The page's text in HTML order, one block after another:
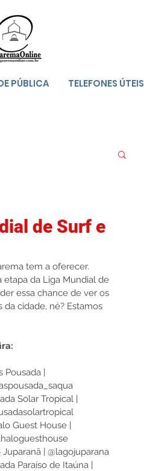
PÚBLICA TELEFONES ÚTEIS
de Surf e
tem a oferecer.
etapa da Liga Mundial de
essa chance de ver os
cidade, né? Estamos
Pousada |
Solar Tropical |
Guest House |
| @lagojuparana
Paraíso de Itaúna |